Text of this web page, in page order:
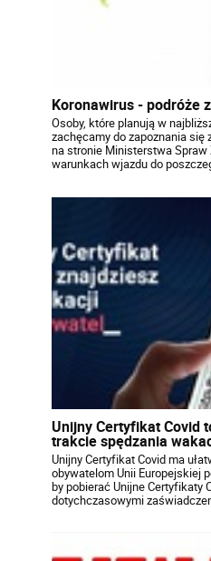
Koronawirus - podróże
Osoby, które planują w
zachęcamy do zapoznania
na stronie Ministerstwa
warunkach wjazdu do
Unijny Certyfikat Covid
trakcie spędzania
Unijny Certyfikat Covid ma
obywatelom Unii Europejskiej
by pobierać Unijne Certyfikaty
dotychczasowymi